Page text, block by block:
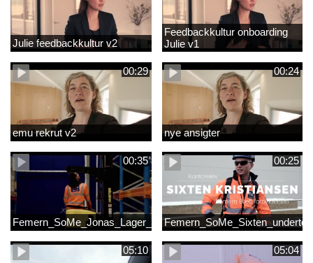
Julie feedbackkultur v2
Feedbackkultur onboarding
Julie v1
00:29
emu rekrut v2
00:24
nye ansigter
00:35
Femern_SoMe_Jonas_Lager_Undertekst
00:25
05:10 05:04